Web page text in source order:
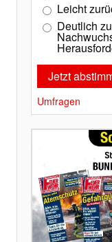
Leicht
Deutlich
Umfragen